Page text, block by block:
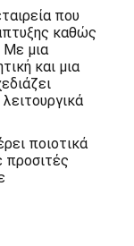
που
καθώς
Με μια
και μια
ποιοτικά
προσιτές